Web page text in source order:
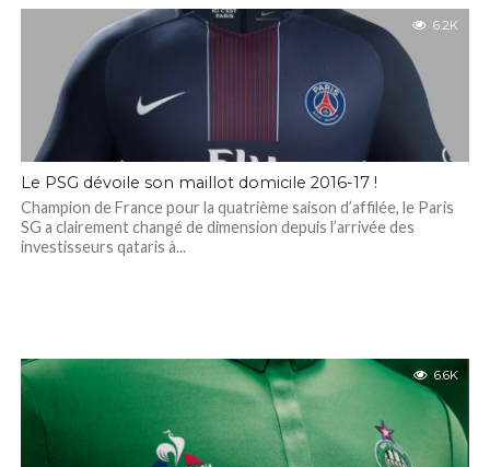
6.2K
Le PSG dévoile son maillot domicile 2016-17 !
Champion de France pour la quatrième saison d’affilée, le Paris
SG a clairement changé de dimension depuis l’arrivée des
investisseurs qataris à...
6.6K